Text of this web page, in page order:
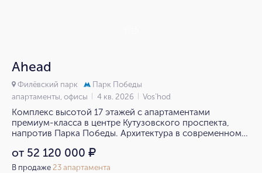
Ahead
Филёвский парк
Парк Победы
апартаменты, офисы
4 кв. 2026 Vos’hod
Комплекс высотой 17 этажей с апартаментами
премиум-класса в центре Кутузовского проспекта,
напротив Парка Победы. Архитектура в современном
Ляшенко и партнеры».
от 52 120 000 ₽
В продаже 23 апартамента